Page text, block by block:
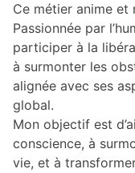
Ce métier anime
Passionnée par
participer à la
à surmonter les
alignée avec ses
global.
Mon objectif est
conscience, à
vie, et à